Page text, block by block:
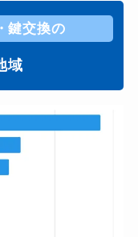
鍵交換の
域